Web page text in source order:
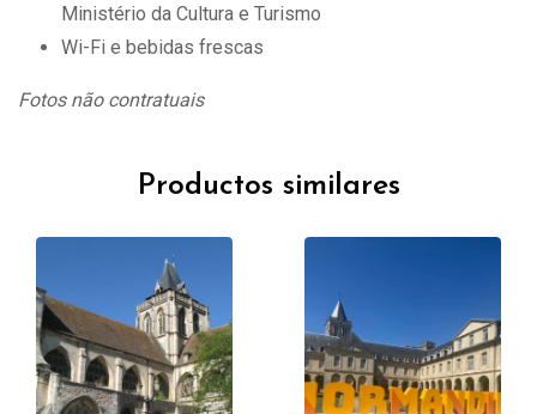
Ministério da Cultura e Turismo
Wi-Fi e bebidas frescas
Fotos não contratuais
Productos similares